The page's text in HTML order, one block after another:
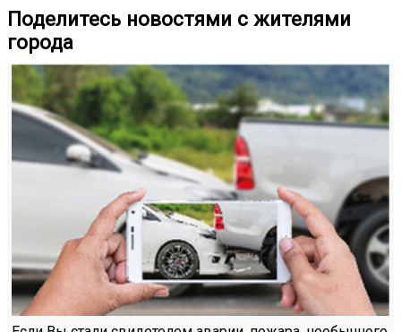
Поделитесь новостями с жителями
города